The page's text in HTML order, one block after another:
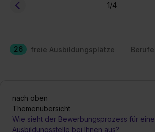
1/4
26 freie Ausbildungsplätze Berufe
nach oben
Themenübersicht
Wie sieht der Bewerbungsprozess für eine
Ausbildungsstelle bei Ihnen aus?